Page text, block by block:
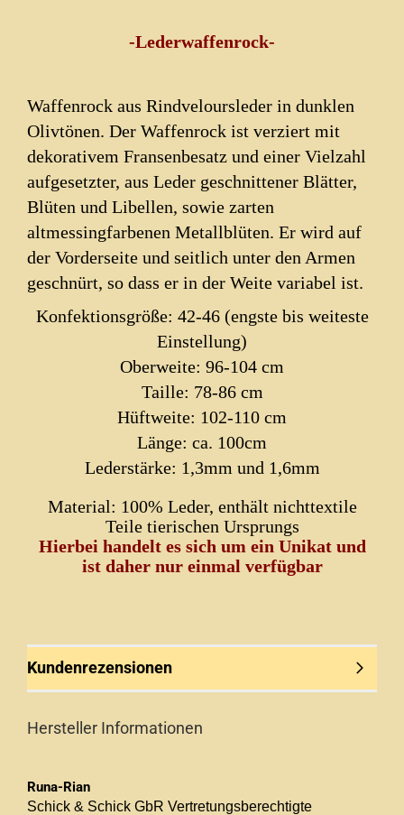
-Lederwaffenrock-
Waffenrock aus Rindveloursleder in dunklen
Olivtönen. Der Waffenrock ist verziert mit
dekorativem Fransenbesatz und einer Vielzahl
aufgesetzter, aus Leder geschnittener Blätter,
Blüten und Libellen, sowie zarten
altmessingfarbenen Metallblüten. Er wird auf
der Vorderseite und seitlich unter den Armen
geschnürt, so dass er in der Weite variabel ist.
Konfektionsgröße: 42-46 (engste bis weiteste
Einstellung)
Oberweite: 96-104 cm
Taille: 78-86 cm
Hüftweite: 102-110 cm
Länge: ca. 100cm
Lederstärke: 1,3mm und 1,6mm
Material: 100% Leder, enthält nichttextile
Teile tierischen Ursprungs
Hierbei handelt es sich um ein Unikat und
ist daher nur einmal verfügbar
Kundenrezensionen
Hersteller Informationen
Runa-Rian
Schick & Schick GbR Vertretungsberechtigte